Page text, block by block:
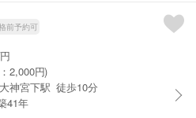
前予約可
2,000円)
神宮下駅 徒歩10分
41年